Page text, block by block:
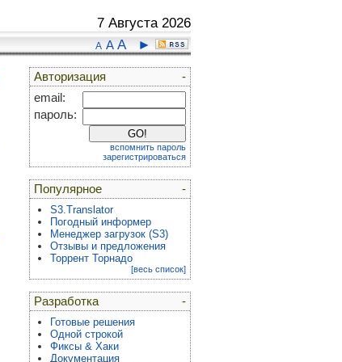
7 Августа 2026
A A A ►
-
Авторизация
email:
пароль:
вспомнить пароль
зарегистрироваться
-
Популярное
S3.Translator
Погодный информер
Менеджер загрузок (S3)
Отзывы и предложения
Торрент Торнадо
[весь список]
-
Разработка
Готовые решения
Одной строкой
Фиксы & Хаки
Документация